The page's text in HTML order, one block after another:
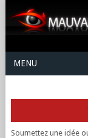
MENU
Soumettez une idée